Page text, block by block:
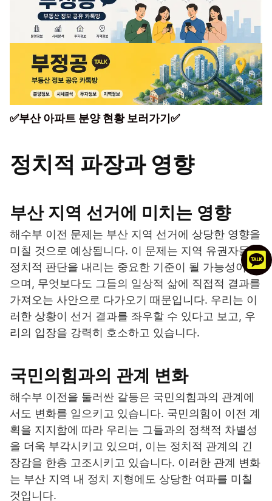
✅부산 아파트 분양 현황 보러가기✅
정치적 파장과 영향
부산 지역 선거에 미치는 영향
해수부 이전 문제는 부산 지역 선거에 상당한 영향을
미칠 것으로 예상됩니다. 이 문제는 지역 유권자들이
정치적 판단을 내리는 중요한 기준이 될 가능성이 높
으며, 무엇보다도 그들의 일상적 삶에 직접적 결과를
가져오는 사안으로 다가오기 때문입니다. 우리는 이
러한 상황이 선거 결과를 좌우할 수 있다고 보고, 우
리의 입장을 강력히 호소하고 있습니다.
국민의힘과의 관계 변화
해수부 이전을 둘러싼 갈등은 국민의힘과의 관계에
서도 변화를 일으키고 있습니다. 국민의힘이 이전 계
획을 지지함에 따라 우리는 그들과의 정책적 차별성
을 더욱 부각시키고 있으며, 이는 정치적 관계의 긴
장감을 한층 고조시키고 있습니다. 이러한 관계 변화
는 부산 지역 내 정치 지형에도 상당한 여파를 미칠
것입니다.